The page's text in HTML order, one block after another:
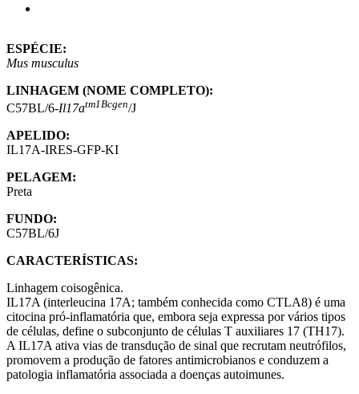
ESPÉCIE:
Mus musculus
LINHAGEM (NOME COMPLETO):
C57BL/6-Il17atm1Bcgen/J
APELIDO:
IL17A-IRES-GFP-KI
PELAGEM:
Preta
FUNDO:
C57BL/6J
CARACTERÍSTICAS:
Linhagem coisogênica.
IL17A (interleucina 17A; também conhecida como CTLA8) é uma
citocina pró-inflamatória que, embora seja expressa por vários tipos
de células, define o subconjunto de células T auxiliares 17 (TH17).
A IL17A ativa vias de transdução de sinal que recrutam neutrófilos,
promovem a produção de fatores antimicrobianos e conduzem a
patologia inflamatória associada a doenças autoimunes.